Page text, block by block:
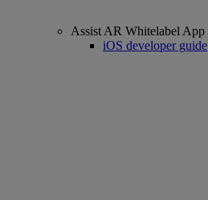
Assist AR Whitelabel App
iOS developer guide